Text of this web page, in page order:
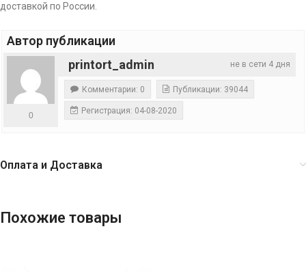
доставкой по России.
Автор публикации
не в сети 4 дня
printort_admin
0
Комментарии: 0 Публикации: 39044
Регистрация: 04-08-2020
Оплата и Доставка
Похожие товары